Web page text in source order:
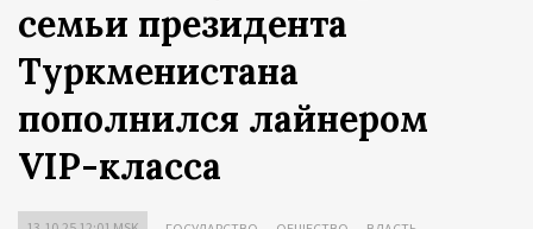
семьи президента
Туркменистана
пополнился лайнером
VIP-класса